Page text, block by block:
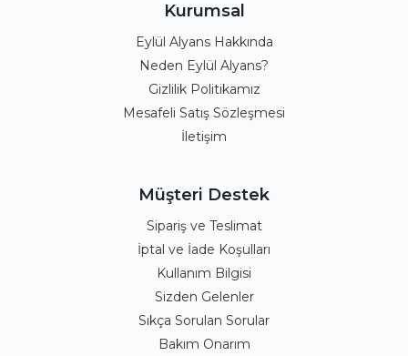
Kurumsal
Eylül Alyans Hakkında
Neden Eylül Alyans?
Gizlilik Politikamız
Mesafeli Satış Sözleşmesi
İletişim
Müşteri Destek
Sipariş ve Teslimat
İptal ve İade Koşulları
Kullanım Bilgisi
Sizden Gelenler
Sıkça Sorulan Sorular
Bakım Onarım